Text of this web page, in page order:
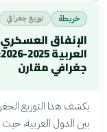
خريطة توزيع جغرافي
الإنفاق
جغرافي مقارن
يكشف هذا التوزيع
بين الدول العربية،